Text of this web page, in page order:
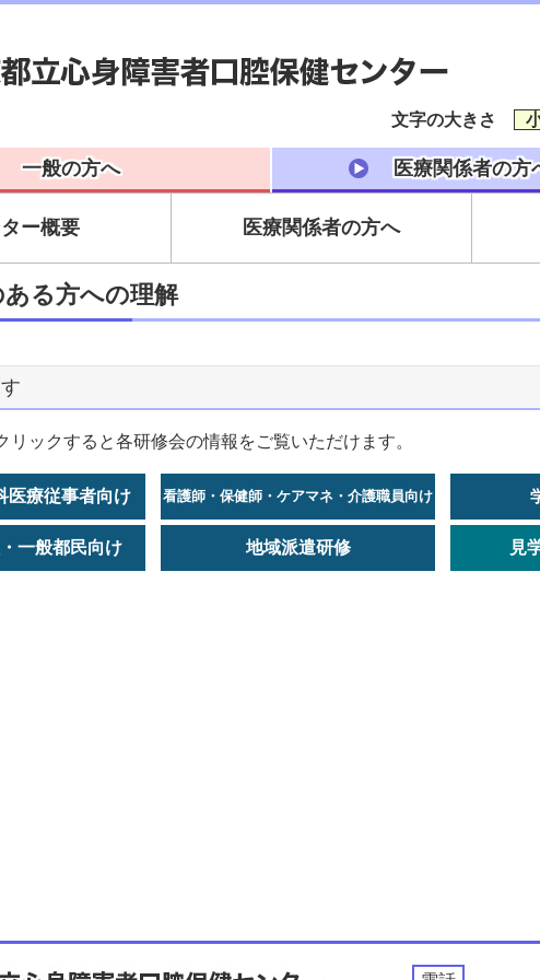
文字の大きさ
一般の方へ 医療関係者の方
ー概要 医療関係者の方へ
る方への理解
リックすると各研修会の情報をご覧いただけます。
医療従事者向け 看護師・保健師・ケアマネ・介護職員向け
一般都民向け 地域派遣研修 見